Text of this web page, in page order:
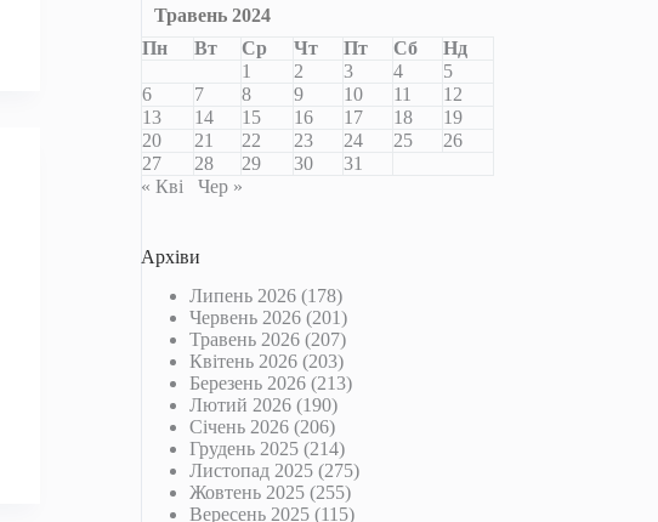
Травень 2024
Пн
Вт Ср Чт Пт Сб
Нд
1
2 3 4
5
6
7 8 9 10 11
12
13
14 15 16 17 18
19
20
21 22 23 24 25
26
27
28 29 30
31
« Кві
Чер »
Архіви
Липень 2026 (178)
Червень 2026 (201)
Травень 2026 (207)
Квітень 2026 (203)
Березень 2026 (213)
Лютий 2026 (190)
Січень 2026 (206)
Грудень 2025 (214)
Листопад 2025 (275)
Жовтень 2025 (255)
Вересень 2025 (115)